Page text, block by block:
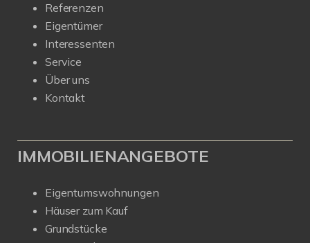
Referenzen
Eigentümer
Interessenten
Service
Über uns
Kontakt
IMMOBILIENANGEBOTE
Eigentumswohnungen
Häuser zum Kauf
Grundstücke